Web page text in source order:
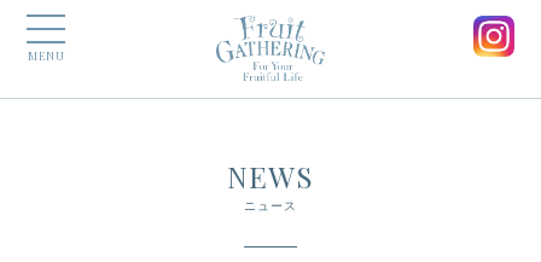
MENU
NEWS
ニュース